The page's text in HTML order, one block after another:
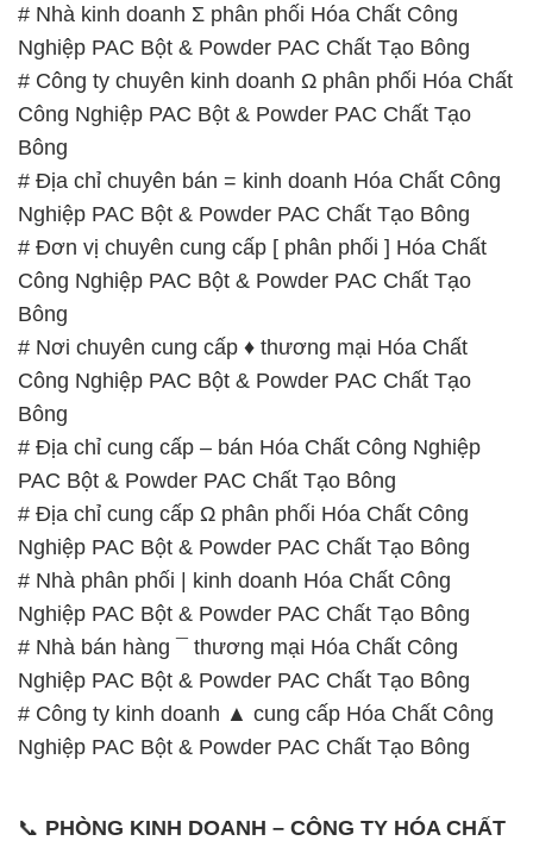
# Nhà kinh doanh Σ phân phối Hóa Chất Công
Nghiệp PAC Bột & Powder PAC Chất Tạo Bông
# Công ty chuyên kinh doanh Ω phân phối Hóa Chất
Công Nghiệp PAC Bột & Powder PAC Chất Tạo
Bông
# Địa chỉ chuyên bán = kinh doanh Hóa Chất Công
Nghiệp PAC Bột & Powder PAC Chất Tạo Bông
# Đơn vị chuyên cung cấp [ phân phối ] Hóa Chất
Công Nghiệp PAC Bột & Powder PAC Chất Tạo
Bông
# Nơi chuyên cung cấp ♦ thương mại Hóa Chất
Công Nghiệp PAC Bột & Powder PAC Chất Tạo
Bông
# Địa chỉ cung cấp – bán Hóa Chất Công Nghiệp
PAC Bột & Powder PAC Chất Tạo Bông
# Địa chỉ cung cấp Ω phân phối Hóa Chất Công
Nghiệp PAC Bột & Powder PAC Chất Tạo Bông
# Nhà phân phối | kinh doanh Hóa Chất Công
Nghiệp PAC Bột & Powder PAC Chất Tạo Bông
# Nhà bán hàng ¯ thương mại Hóa Chất Công
Nghiệp PAC Bột & Powder PAC Chất Tạo Bông
# Công ty kinh doanh ▲ cung cấp Hóa Chất Công
Nghiệp PAC Bột & Powder PAC Chất Tạo Bông
📞 PHÒNG KINH DOANH – CÔNG TY HÓA CHẤT